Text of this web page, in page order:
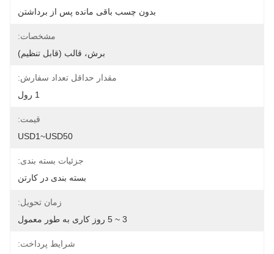
بدون چسب باقی مانده پس از برداشتن
مشخصات:
برش، قالب (قابل تنظیم)
مقدار حداقل تعداد سفارش:
1 رول
قیمت:
USD1~USD50
جزئیات بسته بندی:
بسته بندی در کارتن
زمان تحویل:
3 ~ 5 روز کاری به طور معمول
شرایط پرداخت: